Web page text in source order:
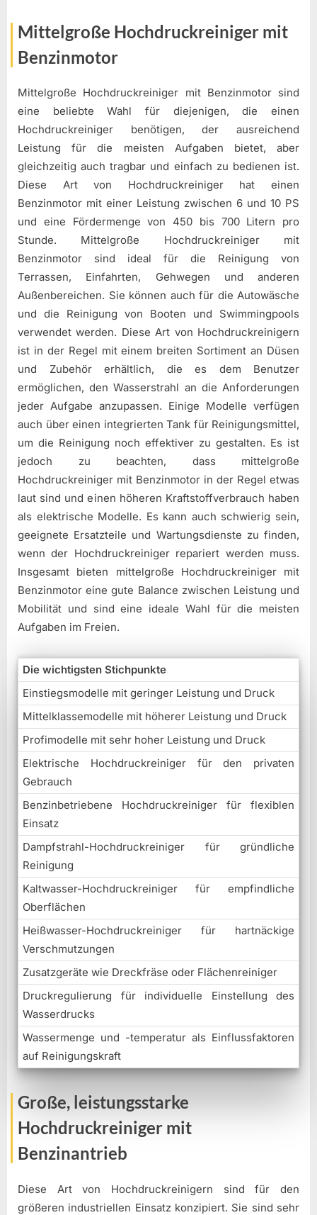
Mittelgroße Hochdruckreiniger mit
Benzinmotor
Mittelgroße Hochdruckreiniger mit Benzinmotor sind
eine beliebte Wahl für diejenigen, die einen
Hochdruckreiniger benötigen, der ausreichend
Leistung für die meisten Aufgaben bietet, aber
gleichzeitig auch tragbar und einfach zu bedienen ist.
Diese Art von Hochdruckreiniger hat einen
Benzinmotor mit einer Leistung zwischen 6 und 10 PS
und eine Fördermenge von 450 bis 700 Litern pro
Stunde. Mittelgroße Hochdruckreiniger mit
Benzinmotor sind ideal für die Reinigung von
Terrassen, Einfahrten, Gehwegen und anderen
Außenbereichen. Sie können auch für die Autowäsche
und die Reinigung von Booten und Swimmingpools
verwendet werden. Diese Art von Hochdruckreinigern
ist in der Regel mit einem breiten Sortiment an Düsen
und Zubehör erhältlich, die es dem Benutzer
ermöglichen, den Wasserstrahl an die Anforderungen
jeder Aufgabe anzupassen. Einige Modelle verfügen
auch über einen integrierten Tank für Reinigungsmittel,
um die Reinigung noch effektiver zu gestalten. Es ist
jedoch zu beachten, dass mittelgroße
Hochdruckreiniger mit Benzinmotor in der Regel etwas
laut sind und einen höheren Kraftstoffverbrauch haben
als elektrische Modelle. Es kann auch schwierig sein,
geeignete Ersatzteile und Wartungsdienste zu finden,
wenn der Hochdruckreiniger repariert werden muss.
Insgesamt bieten mittelgroße Hochdruckreiniger mit
Benzinmotor eine gute Balance zwischen Leistung und
Mobilität und sind eine ideale Wahl für die meisten
Aufgaben im Freien.
Die wichtigsten Stichpunkte
Einstiegsmodelle mit geringer Leistung und Druck
Mittelklassemodelle mit höherer Leistung und Druck
Profimodelle mit sehr hoher Leistung und Druck
Elektrische Hochdruckreiniger für den privaten
Gebrauch
Benzinbetriebene Hochdruckreiniger für flexiblen
Einsatz
Dampfstrahl-Hochdruckreiniger für gründliche
Reinigung
Kaltwasser-Hochdruckreiniger für empfindliche
Oberflächen
Heißwasser-Hochdruckreiniger für hartnäckige
Verschmutzungen
Zusatzgeräte wie Dreckfräse oder Flächenreiniger
Druckregulierung für individuelle Einstellung des
Wasserdrucks
Wassermenge und -temperatur als Einflussfaktoren
auf Reinigungskraft
Große, leistungsstarke
Hochdruckreiniger mit
Benzinantrieb
Diese Art von Hochdruckreinigern sind für den
größeren industriellen Einsatz konzipiert. Sie sind sehr